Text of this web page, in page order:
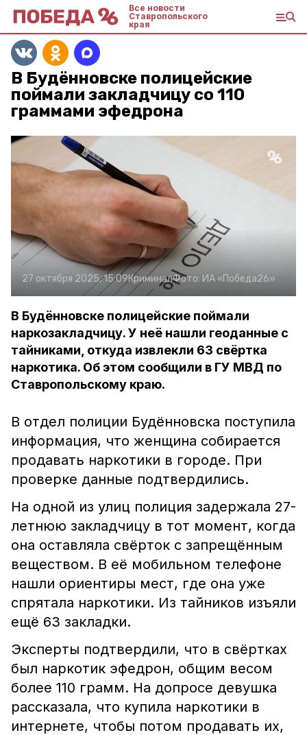
Все новости
Ставропольского
края
В Будённовске полицейские
поймали закладчицу со 110
граммами эфедрона
27 октября 2025, 15:09КриминалФото: ИА «Победа26»
В Будённовске полицейские поймали
наркозакладчицу. У неё нашли геоданные с
тайниками, откуда извлекли 63 свёртка
наркотика. Об этом сообщили в ГУ МВД по
Ставропольскому краю.
В отдел полиции Будённовска поступила
информация, что женщина собирается
продавать наркотики в городе. При
проверке данные подтвердились.
На одной из улиц полиция задержала 27-
летнюю закладчицу в тот момент, когда
она оставляла свёрток с запрещённым
веществом. В её мобильном телефоне
нашли ориентиры мест, где она уже
спрятала наркотики. Из тайников изъяли
ещё 63 закладки.
Эксперты подтвердили, что в свёртках
был наркотик эфедрон, общим весом
более 110 грамм. На допросе девушка
рассказала, что купила наркотики в
интернете, чтобы потом продавать их,